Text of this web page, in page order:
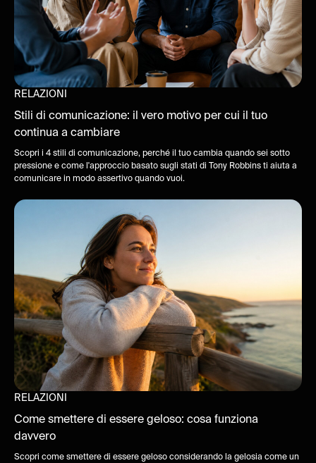
RELAZIONI
Stili di comunicazione: il vero motivo per cui il tuo
continua a cambiare
Scopri i 4 stili di comunicazione, perché il tuo cambia quando sei sotto
pressione e come l'approccio basato sugli stati di Tony Robbins ti aiuta a
comunicare in modo assertivo quando vuoi.
RELAZIONI
Come smettere di essere geloso: cosa funziona
davvero
Scopri come smettere di essere geloso considerando la gelosia come un